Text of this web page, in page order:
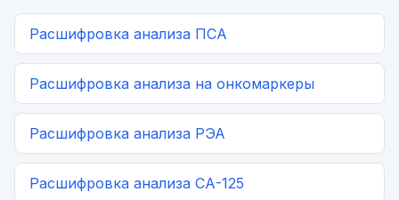
Расшифровка анализа ПСА
Расшифровка анализа на онкомаркеры
Расшифровка анализа РЭА
Расшифровка анализа СА-125